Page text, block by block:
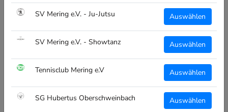
SV Mering e.V. - Ju-Jutsu Auswählen
SV Mering e.V. - Showtanz Auswählen
Tennisclub Mering e.V Auswählen
SG Hubertus Oberschweinbach Auswählen
Teamsportanbieter -> Interesse für einen Shop für deine
Vereine, meld dich einfach bei uns!
ALLGEMEIN
Vereinsübersicht